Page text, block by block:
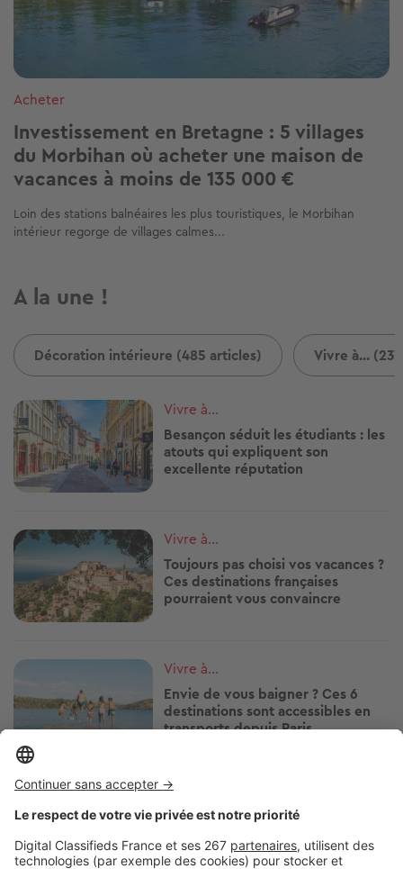
Acheter
Investissement en Bretagne : 5 villages
du Morbihan où acheter une maison de
vacances à moins de 135 000 €
Loin des stations balnéaires les plus touristiques, le Morbihan
intérieur regorge de villages calmes...
A la une !
Décoration intérieure (485 articles) Vivre à...
Image
Vivre à...
Besançon séduit les étudiants : les
atouts qui expliquent son
excellente réputation
Image
Vivre à...
Toujours pas choisi vos vacances ?
Ces destinations françaises
pourraient vous convaincre
Image
Vivre à...
Envie de vous baigner ? Ces 6
destinations sont accessibles en
transports depuis Paris
Image
Vivre à...
bat son plein toute l'année !